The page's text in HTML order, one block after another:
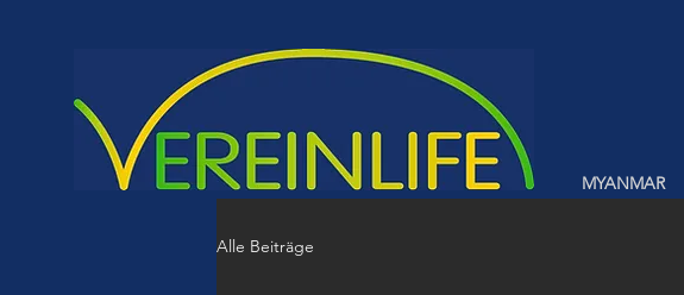
MYANMAR
Alle Beiträge